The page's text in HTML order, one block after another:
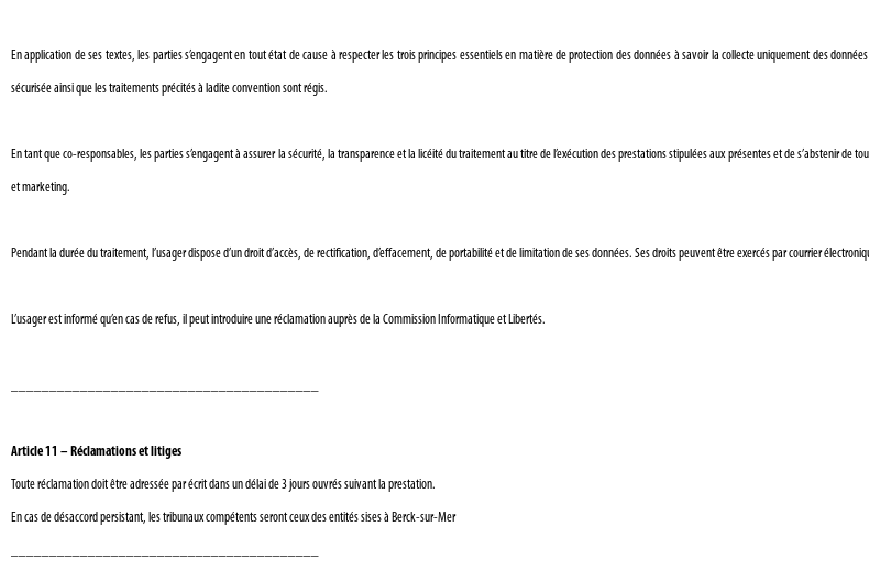
En application de ses textes, les parties s’engagent en tout état de cause à respecter les trois principes essentiels en matière de protection des données à savoir la collecte uniquement des
sécurisée ainsi que les traitements précités à ladite convention sont régis.
En tant que co-responsables, les parties s’engagent à assurer la sécurité, la transparence et la licéité du traitement au titre de l’exécution des prestations stipulées aux présentes et de s’abstenir
et marketing.
Pendant la durée du traitement, l’usager dispose d’un droit d’accès, de rectification, d’effacement, de portabilité et de limitation de ses données. Ses droits peuvent être exercés par courrier
L’usager est informé qu’en cas de refus, il peut introduire une réclamation auprès de la Commission Informatique et Libertés.
Article 11 – Réclamations et litiges
Toute réclamation doit être adressée par écrit dans un délai de 3 jours ouvrés suivant la prestation.
En cas de désaccord persistant, les tribunaux compétents seront ceux des entités sises à Berck-sur-Mer